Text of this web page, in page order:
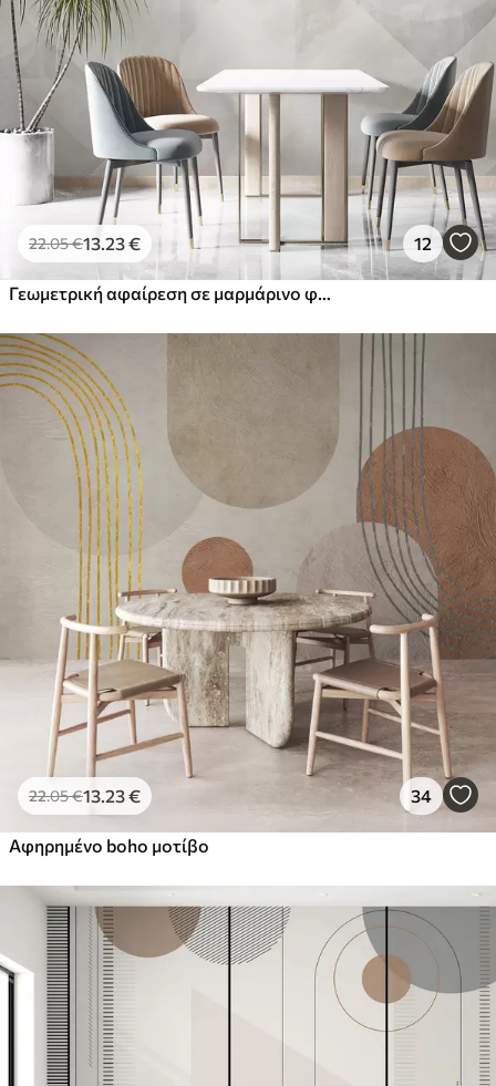
22.05€13 .23€ 12
22.05€13 .23€ 34
Αφηρημένο boho μοτίβο